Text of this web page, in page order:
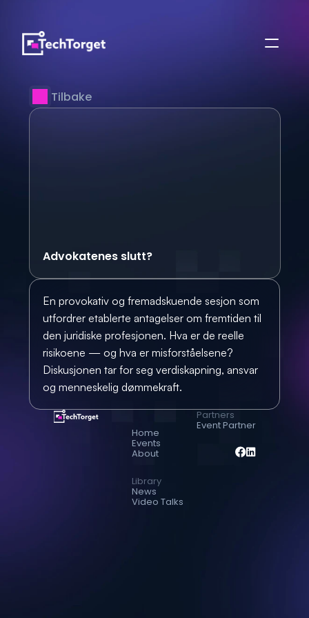
Home
Events
About
Library
News
Video Talks
Partners
Event Partner
Tilbake
Advokatenes slutt?
En provokativ og fremadskuende sesjon som
utfordrer etablerte antagelser om fremtiden til
den juridiske profesjonen. Hva er de reelle
risikoene — og hva er misforståelsene?
Diskusjonen tar for seg verdiskapning, ansvar
og menneskelig dømmekraft.